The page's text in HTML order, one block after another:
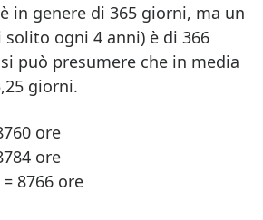
in genere di 365 giorni, ma un
ogni 4 anni) è di 366
può presumere che in media
giorni.
ore
ore
8766 ore